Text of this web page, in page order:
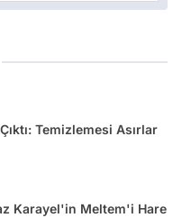
Temizlemesi Asırlar
Karayel'in Meltem'i Hare